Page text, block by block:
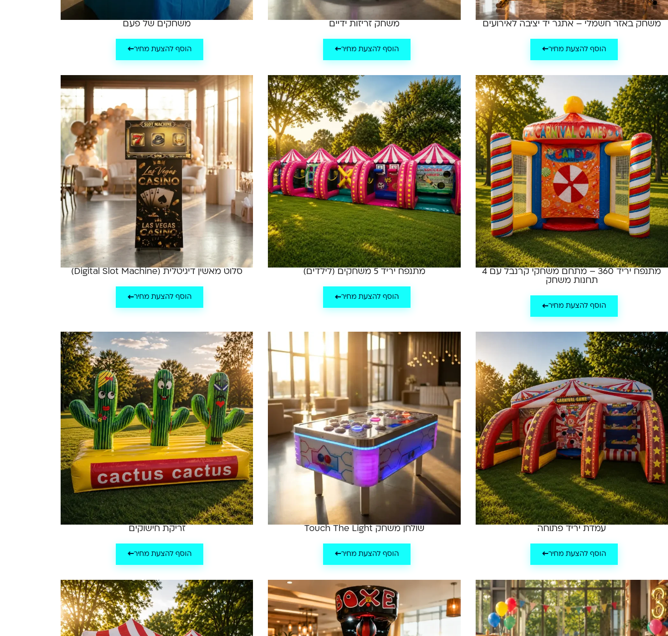
משחק באזר חשמלי – אתגר יד יציבה לאירועים
הוסף להצעת מחיר
משחק זריזות ידיים
הוסף להצעת מחיר
משחקים של פעם
הוסף להצעת מחיר
מתנפח יריד 360 – מתחם משחקי קרנבל עם 4
תחנות משחק
הוסף להצעת מחיר
מתנפח יריד 5 משחקים (לילדים)
הוסף להצעת מחיר
סלוט מאשין דיגיטלית (Digital Slot Machine)
הוסף להצעת מחיר
עמדת יריד פתוחה
הוסף להצעת מחיר
שולחן משחק Touch The Light
הוסף להצעת מחיר
זריקת חישוקים
הוסף להצעת מחיר